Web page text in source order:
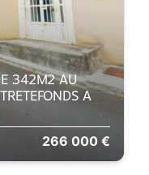
266 000 €
342M2 AU
A